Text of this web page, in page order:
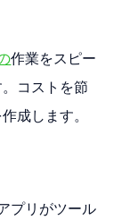
作業をスピー
コストを節
成します。
プリがツール